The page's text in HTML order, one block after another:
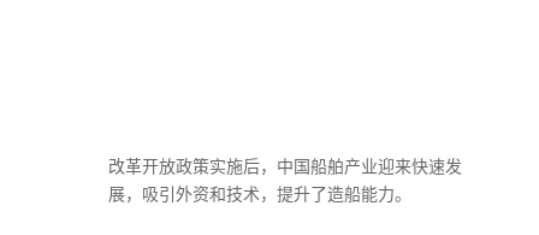
改革开放政策实施后，中国船舶产业迎来快速发
展，吸引外资和技术，提升了造船能力。